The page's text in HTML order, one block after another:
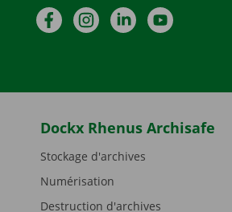
FacebookInstagramLinkedInYouTube
Dockx Rhenus Archisafe
Stockage d'archives
Numérisation
Destruction d'archives